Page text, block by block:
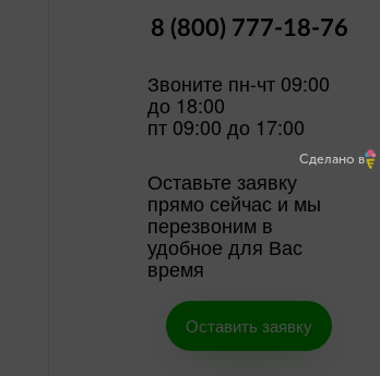
8 (800) 777-18-76
Звоните пн-чт 09:00
до 18:00
пт 09:00 до 17:00
Оставьте заявку
прямо сейчас и мы
перезвоним в
удобное для Вас
время
Оставить заявку
Сделано в